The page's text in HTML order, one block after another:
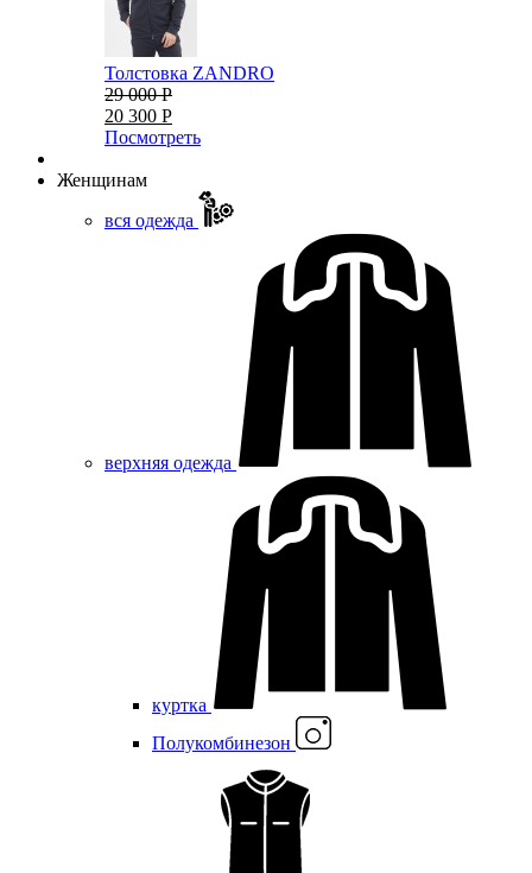
Толстовка ZANDRO
29 000 Р
20 300 Р
Посмотреть
Женщинам
вся одежда
верхняя одежда
куртка
Полукомбинезон